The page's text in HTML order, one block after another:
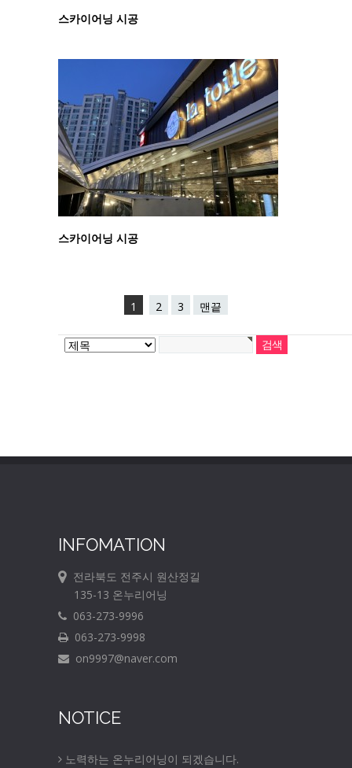
스카이어닝 시공
스카이어닝 시공
1 2 3 맨끝
INFOMATION
전라북도 전주시 원산정길
135-13 온누리어닝
063-273-9996
063-273-9998
on9997@naver.com
NOTICE
노력하는 온누리어닝이 되겠습니다.